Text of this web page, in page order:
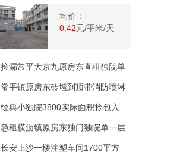
均价：
0.42元/平米/天
捡漏常平大京九原房东直租独院单
常平镇原房东砖墙到顶带消防喷淋
经典小独院3800实际面积拎包入
急租横沥镇原房东独门独院单一层
长安上沙一楼注塑车间1700平方